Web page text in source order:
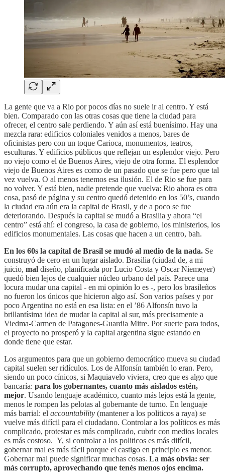
La gente que va a Rio por pocos días no suele ir al centro. Y está
bien. Comparado con las otras cosas que tiene la ciudad para
ofrecer, el centro sale perdiendo. Y aún así está buenísimo. Hay una
mezcla rara: edificios coloniales venidos a menos, bares de
oficinistas pero con un toque Carioca, monumentos, teatros,
esculturas. Y edificios públicos que reflejan un esplendor viejo. Pero
no viejo como el de Buenos Aires, viejo de otra forma. El esplendor
viejo de Buenos Aires es como de un pasado que se fue pero que tal
vez vuelva. O al menos tenemos esa ilusión. El de Rio se fue para
no volver. Y está bien, nadie pretende que vuelva: Rio ahora es otra
cosa, pasó de página y su centro quedó detenido en los 50’s, cuando
la ciudad era aún era la capital de Brasil, y de a poco se fue
deteriorando. Después la capital se mudó a Brasilia y ahora “el
centro” está ahí: el congreso, la casa de gobierno, los ministerios, los
edificios monumentales. Las cosas que hacen a un centro, bah.
En los 60s la capital de Brasil se mudó al medio de la nada. Se
construyó de cero en un lugar aislado. Brasilia (ciudad de, a mi
juicio, mal diseño, planificada por Lucio Costa y Oscar Niemeyer)
quedó bien lejos de cualquier núcleo urbano del país. Parece una
locura mudar una capital - en mi opinión lo es -, pero los brasileños
no fueron los únicos que hicieron algo así. Son varios países y por
poco Argentina no está en esa lista: en el ’86 Alfonsín tuvo la
brillantísima idea de mudar la capital al sur, más precisamente a
Viedma-Carmen de Patagones-Guardia Mitre. Por suerte para todos,
el proyecto no prosperó y la capital argentina sigue estando en
donde tiene que estar.
Los argumentos para que un gobierno democrático mueva su ciudad
capital suelen ser ridículos. Los de Alfonsín también lo eran. Pero,
siendo un poco cínicos, si Maquiavelo viviera, creo que es algo que
bancaría: para los gobernantes, cuanto más aislados estén,
mejor. Usando lenguaje académico, cuanto más lejos está la gente,
menos le rompen las pelotas al gobernante de turno. En lenguaje
más barrial: el accountability (mantener a los politicos a raya) se
vuelve más difícil para el ciudadano. Controlar a los políticos es más
complicado, protestar es más complicado, cubrir con medios locales
es más costoso. Y, si controlar a los politicos es más difícil,
gobernar mal es más fácil porque el castigo en principio es menor.
Gobernar mal puede significar muchas cosas. La más obvia: ser
más corrupto, aprovechando que tenés menos ojos encima.